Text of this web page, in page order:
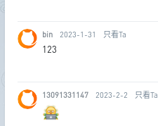
bin 2023-1-31 只看Ta
123
13091331147 2023-2-2 只看Ta